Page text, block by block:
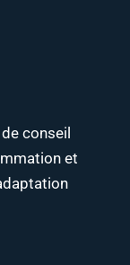
conseil
et